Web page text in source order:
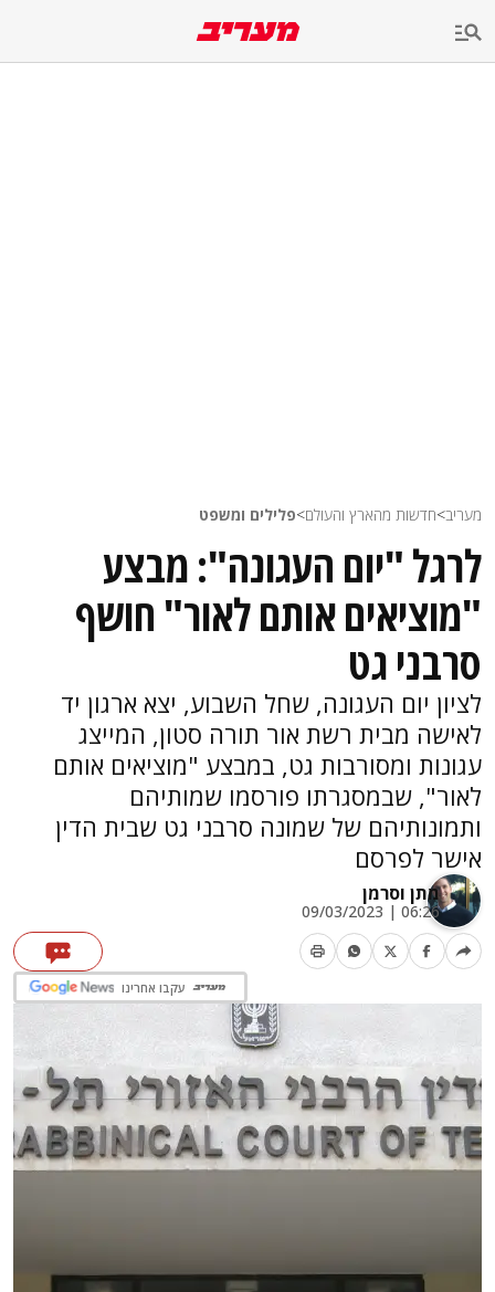
מעריב>חדשות מהארץ והעולם>פלילים ומשפט
לרגל "יום העגונה": מבצע
"מוציאים אותם לאור" חושף
סרבני גט
לציון יום העגונה, שחל השבוע, יצא ארגון יד
לאישה מבית רשת אור תורה סטון, המייצג
עגונות ומסורבות גט, במבצע "מוציאים אותם
לאור", שבמסגרתו פורסמו שמותיהם
ותמונותיהם של שמונה סרבני גט שבית הדין
אישר לפרסם
מתן וסרמן
06:26 | 09/03/2023
עקבו אחרינו